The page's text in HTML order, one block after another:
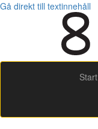
Gå direkt till textinnehåll
Start